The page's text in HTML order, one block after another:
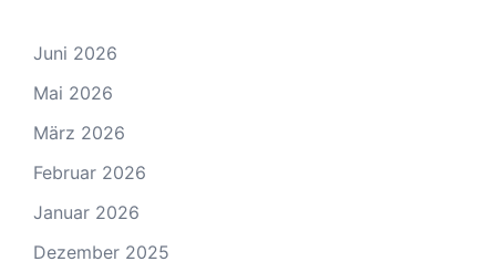
Juni 2026
Mai 2026
März 2026
Februar 2026
Januar 2026
Dezember 2025